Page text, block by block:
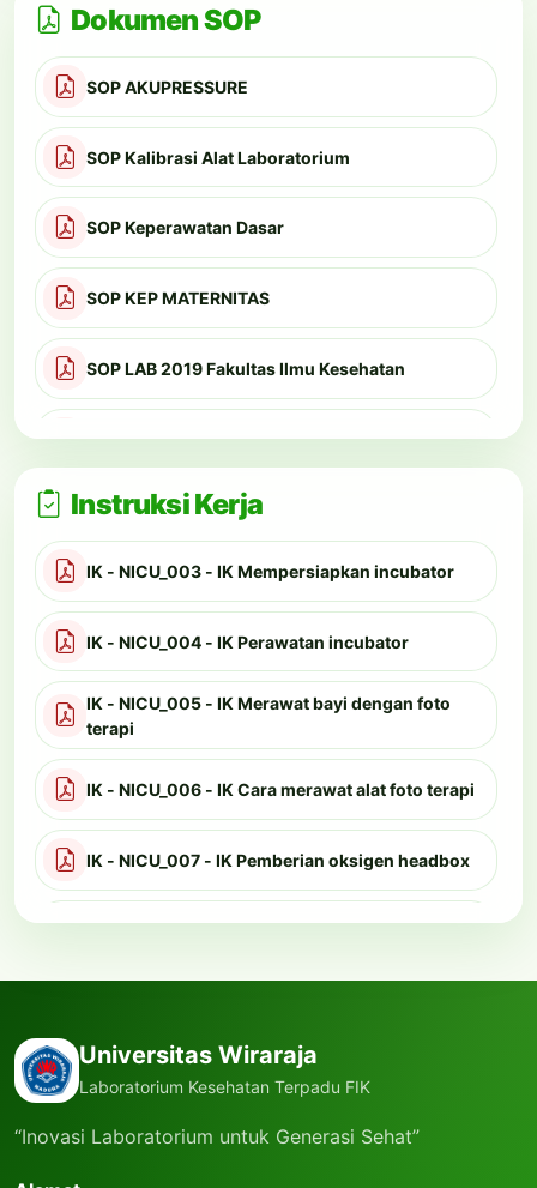
Dokumen SOP
SOP AKUPRESSURE
SOP Kalibrasi Alat Laboratorium
SOP Keperawatan Dasar
SOP KEP MATERNITAS
SOP LAB 2019 Fakultas Ilmu Kesehatan
SOP Pembuangan Limbah Medis
SOP Pembuatan Jadwal Penggunaan
SOP Peminjaman Alat Laboratorium oleh
Institusi Lain
SOP Posyandu Balita
SOP Fakultas Ilmu Kesehjatan
SOP Penanganan Libah Cair Laboratorium
Instruksi Kerja
IK - NICU_003 - IK Mempersiapkan incubator
IK - NICU_004 - IK Perawatan incubator
IK - NICU_005 - IK Merawat bayi dengan foto
terapi
IK - NICU_006 - IK Cara merawat alat foto terapi
IK - NICU_007 - IK Pemberian oksigen headbox
Universitas Wiraraja
Laboratorium Kesehatan Terpadu FIK
“Inovasi Laboratorium untuk Generasi Sehat”